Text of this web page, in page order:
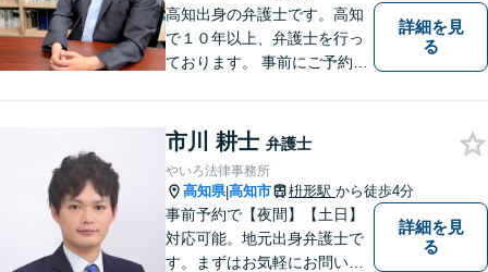
高知出身の弁護士です。高知
で１０年以上、弁護士を行っ
ております。 事前にご予約を
詳細を見
る
市川 耕士 弁護士
やいろ法律事務所
高知県|高知市 枡形駅 から徒歩4分
事前予約で【夜間】【土日】
対応可能。地元出身弁護士で
す。まずはお気軽にお問い合
詳細を見
る